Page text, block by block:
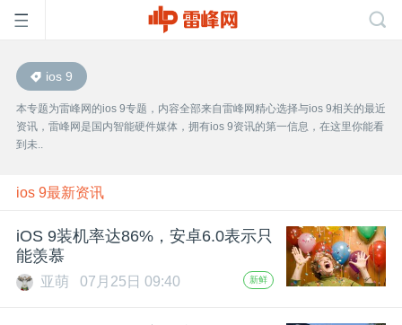
首
页
雷
峰
ios 9
本专题为雷峰网的ios 9专题，内容全部来自雷峰网精心选择与ios 9相关的最近
资讯，雷峰网是国内智能硬件媒体，拥有ios 9资讯的第一信息，在这里你能看
到未..
ios 9最新资讯
iOS 9装机率达86%，安卓6.0表示只
能羡慕
亚萌 07月25日 09:40 新鲜